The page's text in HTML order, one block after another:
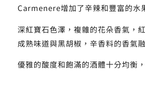
Carmenere增加了辛辣和豐富的水
深紅寶石色澤，複雜的花朵香氣，
成熟味道與黑胡椒，辛香料的香氣
優雅的酸度和飽滿的酒體十分均衡